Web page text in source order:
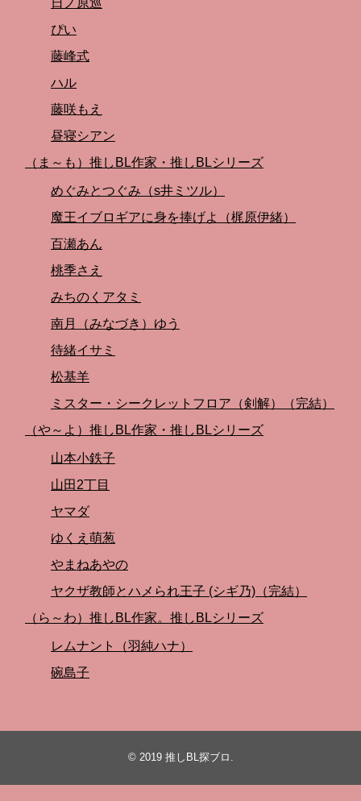
日ノ原巡
ぴい
藤峰式
ハル
藤咲もえ
昼寝シアン
（ま～も）推しBL作家・推しBLシリーズ
めぐみとつぐみ（s井ミツル）
魔王イブロギアに身を捧げよ（梶原伊緒）
百瀬あん
桃季さえ
みちのくアタミ
南月（みなづき）ゆう
待緒イサミ
松基羊
ミスター・シークレットフロア（剣解）（完結）
（や～よ）推しBL作家・推しBLシリーズ
山本小鉄子
山田2丁目
ヤマダ
ゆくえ萌葱
やまねあやの
ヤクザ教師とハメられ王子 (シギ乃)（完結）
（ら～わ）推しBL作家。推しBLシリーズ
レムナント（羽純ハナ）
碗島子
© 2019 推しBL探ブロ